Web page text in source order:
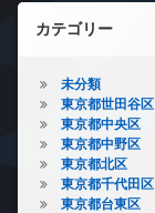
カテゴリー
未分類
東京都世田谷区
東京都中央区
東京都中野区
東京都北区
東京都千代田区
東京都台東区